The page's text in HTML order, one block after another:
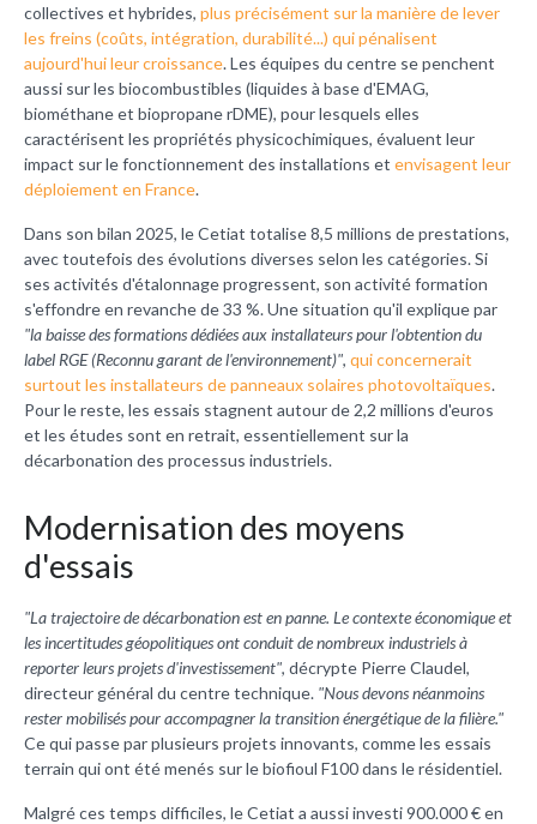
collectives et hybrides, plus précisément sur la manière de lever
les freins (coûts, intégration, durabilité...) qui pénalisent
aujourd'hui leur croissance. Les équipes du centre se penchent
aussi sur les biocombustibles (liquides à base d'EMAG,
biométhane et biopropane rDME), pour lesquels elles
caractérisent les propriétés physicochimiques, évaluent leur
impact sur le fonctionnement des installations et envisagent leur
déploiement en France.
Dans son bilan 2025, le Cetiat totalise 8,5 millions de prestations,
avec toutefois des évolutions diverses selon les catégories. Si
ses activités d'étalonnage progressent, son activité formation
s'effondre en revanche de 33 %. Une situation qu'il explique par
"la baisse des formations dédiées aux installateurs pour l'obtention du
label RGE (Reconnu garant de l'environnement)", qui concernerait
surtout les installateurs de panneaux solaires photovoltaïques.
Pour le reste, les essais stagnent autour de 2,2 millions d'euros
et les études sont en retrait, essentiellement sur la
décarbonation des processus industriels.
Modernisation des moyens
d'essais
"La trajectoire de décarbonation est en panne. Le contexte économique et
les incertitudes géopolitiques ont conduit de nombreux industriels à
reporter leurs projets d'investissement", décrypte Pierre Claudel,
directeur général du centre technique. "Nous devons néanmoins
rester mobilisés pour accompagner la transition énergétique de la filière."
Ce qui passe par plusieurs projets innovants, comme les essais
terrain qui ont été menés sur le biofioul F100 dans le résidentiel.
Malgré ces temps difficiles, le Cetiat a aussi investi 900.000 € en